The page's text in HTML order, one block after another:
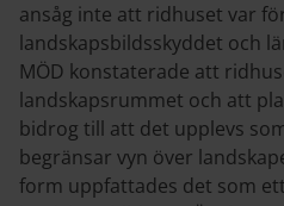
ansåg inte att ridhuset var
landskapsbildsskyddet och
MÖD konstaterade att
landskapsrummet och att
bidrog till att det upplevs
begränsar vyn över
form uppfattades det som